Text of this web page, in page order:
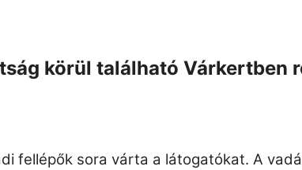
körül található Várkertben
fellépők sora várta a látogatókat. A